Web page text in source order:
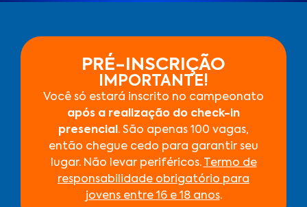
PRÉ-INSCRIÇÃO
IMPORTANTE!
Você só estará inscrito no campeonato
após a realização do check-in
presencial. São apenas 100 vagas,
então chegue cedo para garantir seu
lugar. Não levar periféricos. Termo de
responsabilidade obrigatório para
jovens entre 16 e 18 anos.